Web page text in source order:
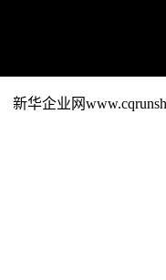
新华企业网